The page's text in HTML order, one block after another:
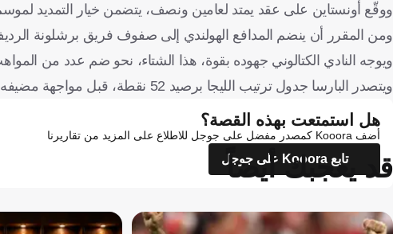
ووقّع أونستاين على عقد يمتد لعامين ونصف، يتضمن خيار التمديد
ومن المقرر أن ينضم المدافع الهولندي إلى صفوف فريق برشلونة
ويوجه النادي الكتالوني جهوده بقوة، هذا الشتاء، نحو ضم عدد من
ويتصدر البارسا جدول ترتيب الليجا برصيد 52 نقطة، قبل مواجهة مضيفه إلتشي، مساء اليوم السبت، ضمن منافسات الجولة 22 من المسابقة.
هل استمتعت بهذه القصة؟
أضف Kooora كمصدر مفضل على جوجل للاطلاع على المزيد من تقاريرنا
تابع Kooora على جوجل
قد يعجبك أيضاً